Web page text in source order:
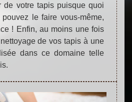
de votre tapis puisque quoi
le faire vous-même,
! Enfin, au moins une fois
de vos tapis à une
dans ce domaine telle